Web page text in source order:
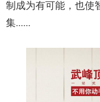
制成为有可能，也使
集......